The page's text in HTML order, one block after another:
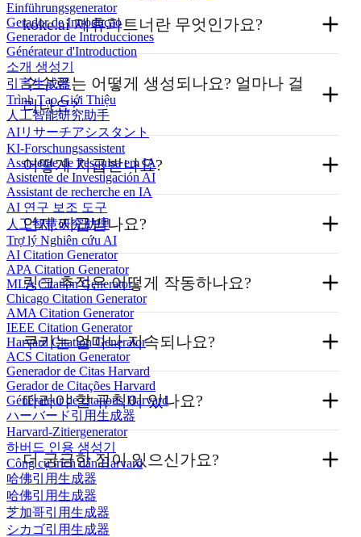
Einführungsgenerator
Gerador de Introdução
Generador de Introducciones
Générateur d'Introduction
소개 생성기
引言生成器
Trình Tạo Giới Thiệu
人工智能研究助手
AIリサーチアシスタント
KI-Forschungsassistent
Assistente de Pesquisa em IA
Asistente de Investigación AI
Assistant de recherche en IA
AI 연구 보조 도구
人工智慧研究助理
Trợ lý Nghiên cứu AI
AI Citation Generator
APA Citation Generator
MLA Citation Generator
Chicago Citation Generator
AMA Citation Generator
IEEE Citation Generator
Harvard Citation Generator
ACS Citation Generator
Generador de Citas Harvard
Gerador de Citações Harvard
Générateur de citations Harvard
ハーバード引用生成器
Harvard-Zitiergenerator
하버드 인용 생성기
Công cụ trích dẫn Harvard
哈佛引用生成器
哈佛引用生成器
芝加哥引用生成器
シカゴ引用生成器
koke.ai 제휴파트너란 무엇인가요?
Koke AI를 사용하고 있으며 학술 글쓰기, 인용, 연
구 도구를 친구, 학생, 동료 또는 청중에게 추천하
고 싶다면 Koke AI 제휴 파트너가 될 수 있습니다.
당신의 영향력이나 자원을 활용하여 현금 보상을
받아보세요!
수수료는 어떻게 생성되나요? 얼마나 걸
리나요?
수수료는 고객이 멤버십을 결제할 때 미확인 수수
료로 생성됩니다.
미확인 수수료는 30일 후 확인된 수수료가 됩니
다.
어떻게 지급받나요?
수수료 지급은 주로 PayPal을 통해 이루어집니다.
(PayPal 미지원 지역은 Payoneer 등 다른 방법 사
용)
언제 지급받나요?
매월 20일에 모든 프로모터에게 50달러 이상의 수
수료를 지급합니다.
링크 추적은 어떻게 작동하나요?
쿠키는 링크 클릭 후 90일 동안 추천 링크를 추적
하는 데 사용됩니다 (사용자가 다시 클릭할 때마
다 재활성화됨).
누군가가 페이지를 떠났다가 나중에 추천 링크를
다시 클릭하지 않고 돌아와도 쿠키가 활동을 추적
합니다. 모든 활동은 제휴파트너인 귀하에게 귀속
됩니다.
쿠키는 얼마나 지속되나요?
추천을 추적하기 위해 쿠키를 사용합니다. 누군가
귀하의 링크를 클릭하면 쿠키는 90일 동안 유지됩
니다. 다시 클릭하면 90일이 다시 시작됩니다.
따라야 할 규칙이 있나요?
유료 검색 광고는 허용되지 않습니다.
Koke AI 브랜드 키워드 또는 koke.ai의 변형
키워드에 입찰하지 마세요. 위반 시 커미션
이 취소될 수 있습니다.
더 궁금한 점이 있으신가요?
service@koke.ai